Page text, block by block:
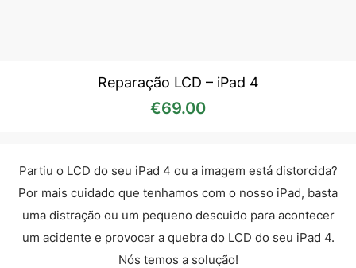
Reparação LCD – iPad 4
€69.00
Partiu o LCD do seu iPad 4 ou a imagem está distorcida?
Por mais cuidado que tenhamos com o nosso iPad, basta
uma distração ou um pequeno descuido para acontecer
um acidente e provocar a quebra do LCD do seu iPad 4.
Nós temos a solução!